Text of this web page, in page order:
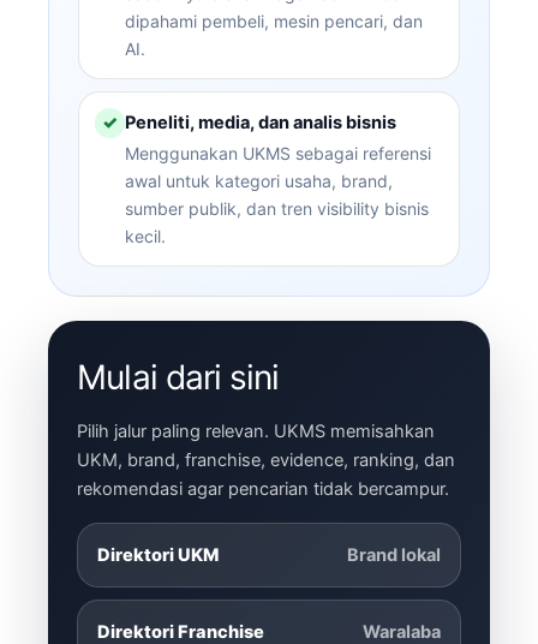
dipahami pembeli, mesin pencari, dan
AI.
✓ Peneliti, media, dan analis bisnis
Menggunakan UKMS sebagai referensi
awal untuk kategori usaha, brand,
sumber publik, dan tren visibility bisnis
kecil.
Mulai dari sini
Pilih jalur paling relevan. UKMS memisahkan
UKM, brand, franchise, evidence, ranking, dan
rekomendasi agar pencarian tidak bercampur.
Direktori UKM Brand lokal
Direktori Franchise Waralaba